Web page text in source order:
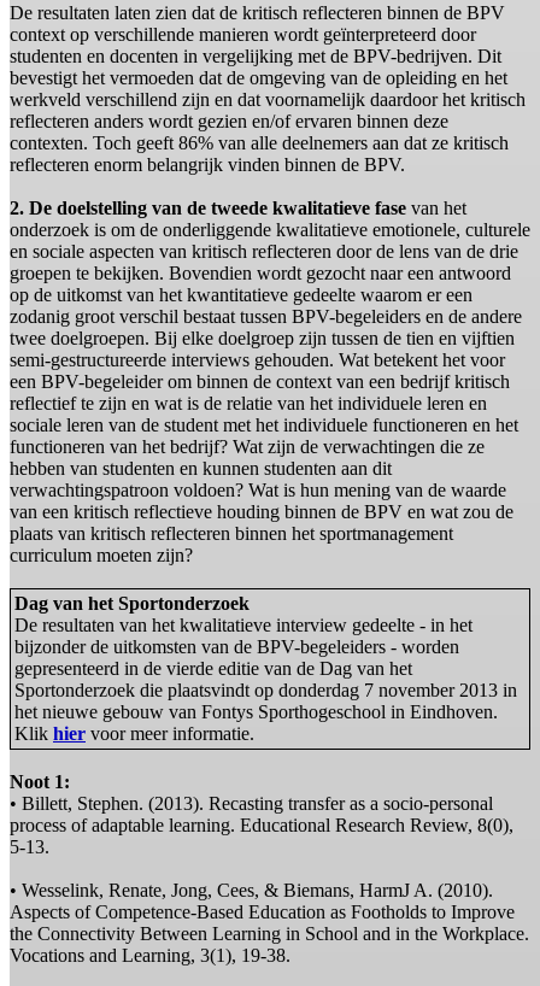
De resultaten laten zien dat de kritisch reflecteren binnen de BPV
context op verschillende manieren wordt geïnterpreteerd door
studenten en docenten in vergelijking met de BPV-bedrijven. Dit
bevestigt het vermoeden dat de omgeving van de opleiding en het
werkveld verschillend zijn en dat voornamelijk daardoor het kritisch
reflecteren anders wordt gezien en/of ervaren binnen deze
contexten. Toch geeft 86% van alle deelnemers aan dat ze kritisch
reflecteren enorm belangrijk vinden binnen de BPV.
2. De doelstelling van de tweede kwalitatieve fase van het
onderzoek is om de onderliggende kwalitatieve emotionele, culturele
en sociale aspecten van kritisch reflecteren door de lens van de drie
groepen te bekijken. Bovendien wordt gezocht naar een antwoord
op de uitkomst van het kwantitatieve gedeelte waarom er een
zodanig groot verschil bestaat tussen BPV-begeleiders en de andere
twee doelgroepen. Bij elke doelgroep zijn tussen de tien en vijftien
semi-gestructureerde interviews gehouden. Wat betekent het voor
een BPV-begeleider om binnen de context van een bedrijf kritisch
reflectief te zijn en wat is de relatie van het individuele leren en
sociale leren van de student met het individuele functioneren en het
functioneren van het bedrijf? Wat zijn de verwachtingen die ze
hebben van studenten en kunnen studenten aan dit
verwachtingspatroon voldoen? Wat is hun mening van de waarde
van een kritisch reflectieve houding binnen de BPV en wat zou de
plaats van kritisch reflecteren binnen het sportmanagement
curriculum moeten zijn?
Dag van het Sportonderzoek
De resultaten van het kwalitatieve interview gedeelte - in het
bijzonder de uitkomsten van de BPV-begeleiders - worden
gepresenteerd in de vierde editie van de Dag van het
Sportonderzoek die plaatsvindt op donderdag 7 november 2013 in
het nieuwe gebouw van Fontys Sporthogeschool in Eindhoven.
Klik hier voor meer informatie.
Noot 1:
• Billett, Stephen. (2013). Recasting transfer as a socio-personal
process of adaptable learning. Educational Research Review, 8(0),
5-13.
• Wesselink, Renate, Jong, Cees, & Biemans, HarmJ A. (2010).
Aspects of Competence-Based Education as Footholds to Improve
the Connectivity Between Learning in School and in the Workplace.
Vocations and Learning, 3(1), 19-38.